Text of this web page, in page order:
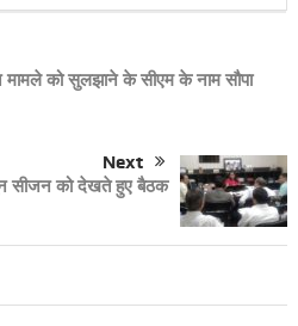
मामले को सुलझाने के सीएम के नाम सौपा
Next
सीजन को देखते हुए बैठक